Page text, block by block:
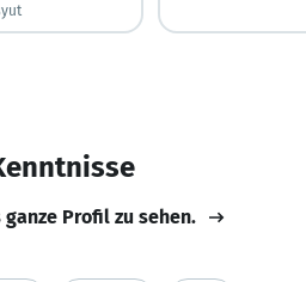
Profil zu sehen.